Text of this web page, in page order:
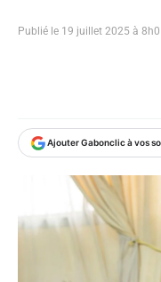
Publié le 19 juillet 2025 à
Ajouter Gabonclic à vos